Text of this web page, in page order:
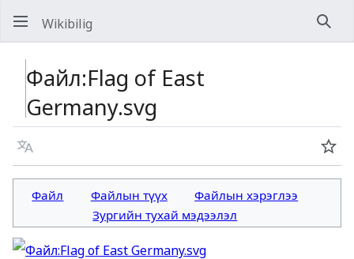
Wikibilig
Файл:Flag of East
Germany.svg
Хэл
Файл Файлын түүх
Файлын хэрэглээ
Зургийн тухай мэдээлэл